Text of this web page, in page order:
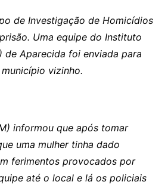
de Investigação de Homicídios
Uma equipe do Instituto
de Aparecida foi enviada para
vizinho.
informou que após tomar
uma mulher tinha dado
ferimentos provocados por
até o local e lá os policiais